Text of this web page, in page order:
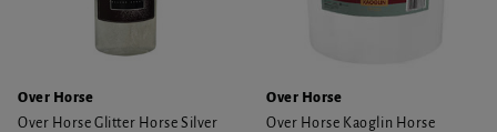
Over Horse
Over Horse Glitter Horse Silver
Over Horse
Over Horse Kaoglin Horse